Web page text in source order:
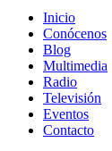
Inicio
Conócenos
Blog
Multimedia
Radio
Televisión
Eventos
Contacto